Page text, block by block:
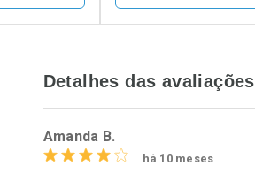
Laboratório
Por Menos
Detalhes das avaliações
Amanda B.
há 10 meses